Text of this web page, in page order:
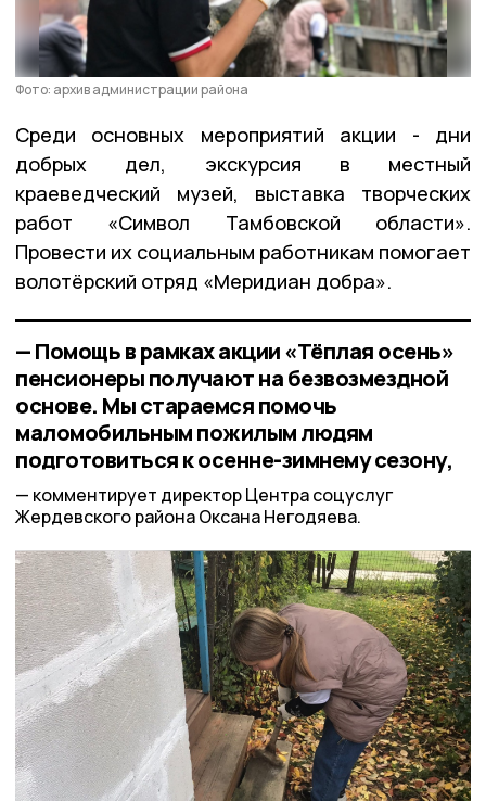
Фото: архив администрации района
Среди основных мероприятий акции - дни
добрых дел, экскурсия в местный
краеведческий музей, выставка творческих
работ «Символ Тамбовской области».
Провести их социальным работникам помогает
волотёрский отряд «Меридиан добра».
— Помощь в рамках акции «Тёплая осень»
пенсионеры получают на безвозмездной
основе. Мы стараемся помочь
маломобильным пожилым людям
подготовиться к осенне-зимнему сезону,
комментирует директор Центра соцуслуг
Жердевского района Оксана Негодяева.